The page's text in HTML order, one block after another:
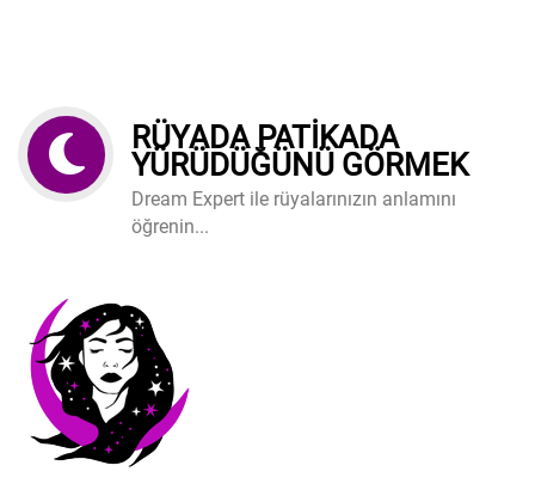
RÜYADA PATIKADA
YÜRÜDÜĞÜNÜ GÖRMEK
Dream Expert ile rüyalarınızın anlamını
öğrenin...